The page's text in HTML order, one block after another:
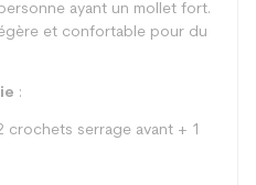
ayant un mollet fort.
et confortable pour du
:
crochets serrage avant + 1